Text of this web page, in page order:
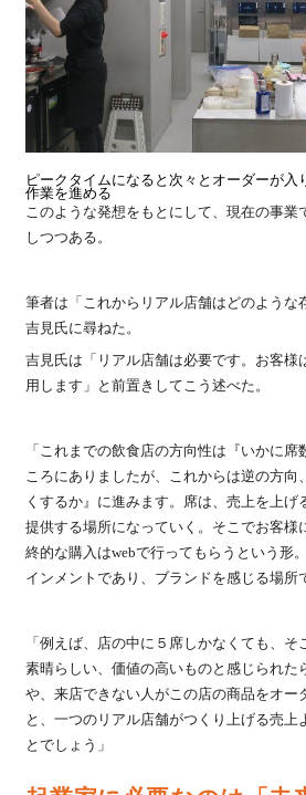
ピークタイムになると次々とオーダーが入
作業を進める
このような発想をもとにして、現在の事業
しつつある。
筆者は「これからリアル店舗はどのような
吉見氏に尋ねた。
吉見氏は「リアル店舗は必要です。お客様
用します」と前置きしてこう述べた。
「これまでの飲食店の方向性は『いかに席
ころにありましたが、これからは逆の方向
くするか』に進みます。席は、売上を上げ
提供する場所になっていく。そこでお客様
終的な購入はwebで行ってもらうという形
インメントであり、ブランドを感じる場所
「例えば、店の中に５席しかなくても、そ
素晴らしい、価値の高いものと感じられた
や、来店できない人がこの店の商品をオー
と、一つのリアル店舗がつくり上げる売上
とでしょう」